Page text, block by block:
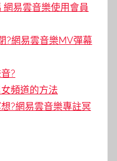
易雲音樂使用會員
?網易雲音樂MV彈幕
?
頻道的方法
?網易雲音樂專註冥